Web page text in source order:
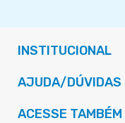
INSTITUCIONAL
AJUDA/DÚVIDAS
ACESSE TAMBÉM